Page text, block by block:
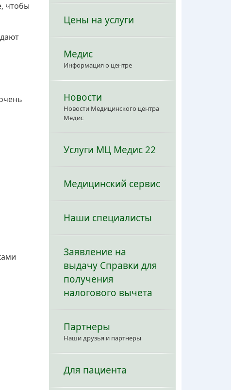
чтобы
Цены на услуги
Медис
Информация о центре
Новости
Новости Медицинского центра
Медис
Услуги МЦ Медис 22
Медицинский сервис
Наши специалисты
Заявление на
выдачу Справки для
получения
налогового вычета
Партнеры
Наши друзья и партнеры
Для пациента